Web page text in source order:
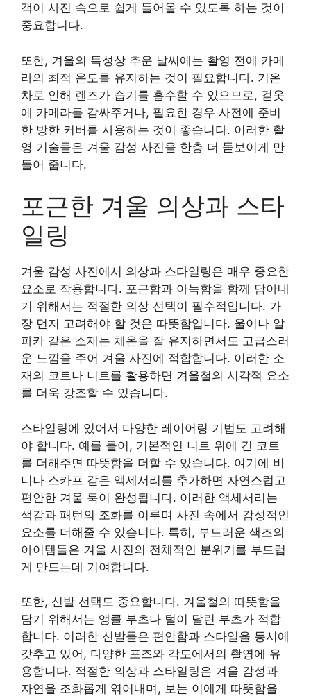
객이 사진 속으로 쉽게 들어올 수 있도록 하는 것이
중요합니다.
또한, 겨울의 특성상 추운 날씨에는 촬영 전에 카메
라의 최적 온도를 유지하는 것이 필요합니다. 기온
차로 인해 렌즈가 습기를 흡수할 수 있으므로, 겉옷
에 카메라를 감싸주거나, 필요한 경우 사전에 준비
한 방한 커버를 사용하는 것이 좋습니다. 이러한 촬
영 기술들은 겨울 감성 사진을 한층 더 돋보이게 만
들어 줍니다.
포근한 겨울 의상과 스타
일링
겨울 감성 사진에서 의상과 스타일링은 매우 중요한
요소로 작용합니다. 포근함과 아늑함을 함께 담아내
기 위해서는 적절한 의상 선택이 필수적입니다. 가
장 먼저 고려해야 할 것은 따뜻함입니다. 울이나 알
파카 같은 소재는 체온을 잘 유지하면서도 고급스러
운 느낌을 주어 겨울 사진에 적합합니다. 이러한 소
재의 코트나 니트를 활용하면 겨울철의 시각적 요소
를 더욱 강조할 수 있습니다.
스타일링에 있어서 다양한 레이어링 기법도 고려해
야 합니다. 예를 들어, 기본적인 니트 위에 긴 코트
를 더해주면 따뜻함을 더할 수 있습니다. 여기에 비
니나 스카프 같은 액세서리를 추가하면 자연스럽고
편안한 겨울 룩이 완성됩니다. 이러한 액세서리는
색감과 패턴의 조화를 이루며 사진 속에서 감성적인
요소를 더해줄 수 있습니다. 특히, 부드러운 색조의
아이템들은 겨울 사진의 전체적인 분위기를 부드럽
게 만드는데 기여합니다.
또한, 신발 선택도 중요합니다. 겨울철의 따뜻함을
담기 위해서는 앵클 부츠나 털이 달린 부츠가 적합
합니다. 이러한 신발들은 편안함과 스타일을 동시에
갖추고 있어, 다양한 포즈와 각도에서의 촬영에 유
용합니다. 적절한 의상과 스타일링은 겨울 감성과
자연을 조화롭게 엮어내며, 보는 이에게 따뜻함을